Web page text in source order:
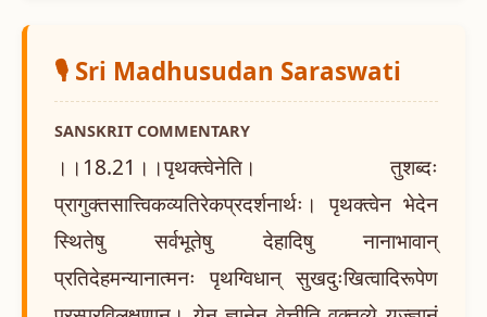
🎙️ Sri Madhusudan Saraswati
SANSKRIT COMMENTARY
।।18.21।।पृथक्त्वेनेति। तुशब्दः
प्रागुक्तसात्त्विकव्यतिरेकप्रदर्शनार्थः। पृथक्त्वेन भेदेन
स्थितेषु सर्वभूतेषु देहादिषु नानाभावान्
प्रतिदेहमन्यानात्मनः पृथग्विधान् सुखदुःखित्वादिरूपेण